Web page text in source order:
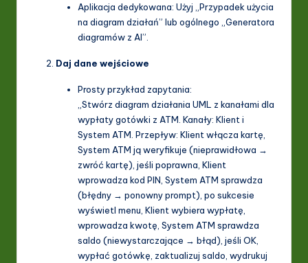
Aplikacja dedykowana: Użyj „Przypadek użycia
na diagram działań” lub ogólnego „Generatora
diagramów z AI”.
Daj dane wejściowe
Prosty przykład zapytania:
„Stwórz diagram działania UML z kanałami dla
wypłaty gotówki z ATM. Kanały: Klient i
System ATM. Przepływ: Klient włącza kartę,
System ATM ją weryfikuje (nieprawidłowa →
zwróć kartę), jeśli poprawna, Klient
wprowadza kod PIN, System ATM sprawdza
(błędny → ponowny prompt), po sukcesie
wyświetl menu, Klient wybiera wypłatę,
wprowadza kwotę, System ATM sprawdza
saldo (niewystarczające → błąd), jeśli OK,
wypłać gotówkę, zaktualizuj saldo, wydrukuj